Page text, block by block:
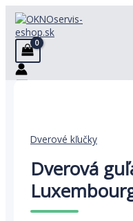
Preskočiť
na
obsah
Dverové kľučky
Dverová